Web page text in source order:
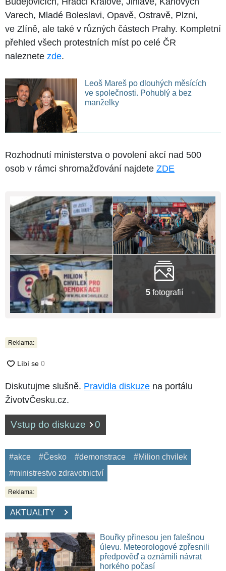
Varech, Mladé Boleslavi, Opavě, Ostravě, Plzni,
ve Zlíně, ale také v různých částech Prahy. Kompletní
přehled všech protestních míst po celé ČR
naleznete zde.
Leoš Mareš po dlouhých měsících
ve společnosti. Pohublý a bez
manželky
Rozhodnutí ministerstva o povolení akcí nad 500
osob v rámci shromažďování najdete ZDE
5fotografií
Reklama:
Diskutujme slušně. Pravidla diskuze na portálu
ŽivotvČesku.cz.
Vstup do diskuze 0
#akce #Česko #demonstrace
#Milion chvilek
#ministrestvo zdravotnictví
Reklama:
AKTUALITY
Bouřky přinesou jen falešnou
úlevu. Meteorologové zpřesnili
předpověď a oznámili návrat
horkého počasí